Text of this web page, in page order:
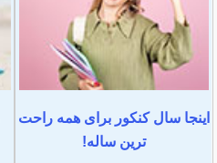
اینجا سال کنکور برای همه راحت
ترین ساله!